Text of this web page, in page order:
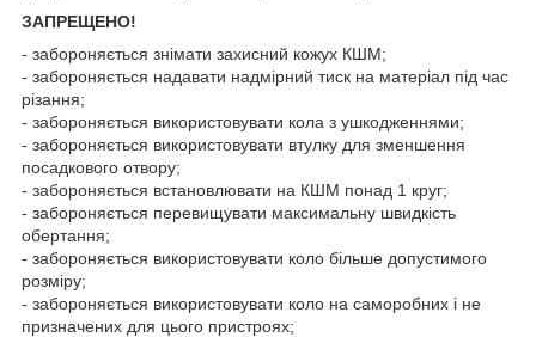
ЗАПРЕЩЕНО!
- забороняється знімати захисний кожух КШМ;
- забороняється надавати надмірний тиск на матеріал під час
різання;
- забороняється використовувати кола з ушкодженнями;
- забороняється використовувати втулку для зменшення
посадкового отвору;
- забороняється встановлювати на КШМ понад 1 круг;
- забороняється перевищувати максимальну швидкість
обертання;
- забороняється використовувати коло більше допустимого
розміру;
- забороняється використовувати коло на саморобних і не
призначених для цього пристроях;